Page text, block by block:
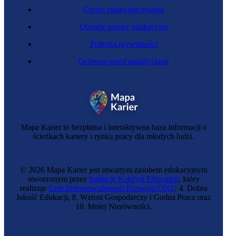
Zawód regulowany
Inżynierka energetyczna
Mapa Karier to bezpłatna i interaktywna baza informacji o
ścieżkach kariery i rynku pracy dla młodych ludzi.
Często zadawane pytania
Otwarte zasoby edukacyjne
Polityka prywatności
Ochrona przed nadużyciami
© 2026 Mapa Karier jest otwartym zasobem edukacyjnym
stworzonym przez fundację Katalyst Education, który
realizuje Cele Zrównoważonego Rozwoju ONZ: 4. Dobra
Jakość Edukacji, 8. Wzrost Gospodarczy i Godna Praca oraz
10. Mniej Nierówności.